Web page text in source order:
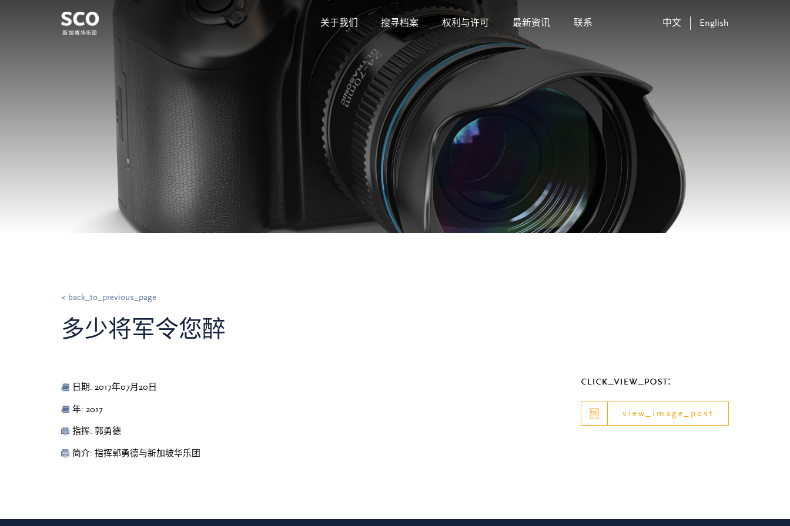
关于我们 搜寻档案 权利与许可 最新资讯 联系 中文 English
< back_to_previous_page
多少将军令您醉
日期: 2017年07月20日
年: 2017
指挥: 郭勇德
简介: 指挥郭勇德与新加坡华乐团
click_view_post:
view_image_post